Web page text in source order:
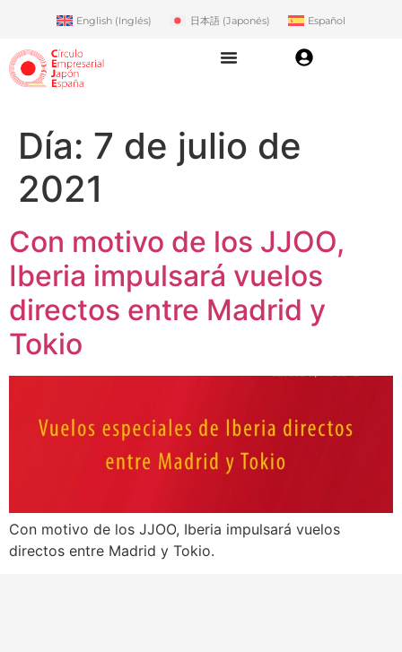
English (Inglés) 日本語(Japonés) Español
Día: 7 de julio de
2021
Con motivo de los JJOO,
Iberia impulsará vuelos
directos entre Madrid y
Tokio
Con motivo de los JJOO, Iberia impulsará vuelos
directos entre Madrid y Tokio.